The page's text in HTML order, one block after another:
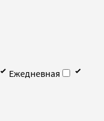
Ежедневная